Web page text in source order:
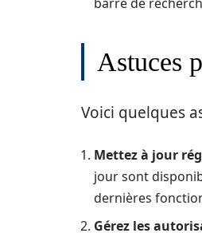
Astuces
Voici quelques
Mettez à jour
jour sont
dernières
Gérez les